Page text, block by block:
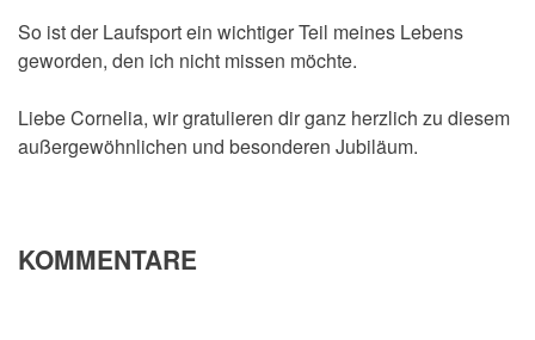
So ist der Laufsport ein wichtiger Teil meines Lebens
geworden, den ich nicht missen möchte.
Liebe Cornelia, wir gratulieren dir ganz herzlich zu diesem
außergewöhnlichen und besonderen Jubiläum.
KOMMENTARE